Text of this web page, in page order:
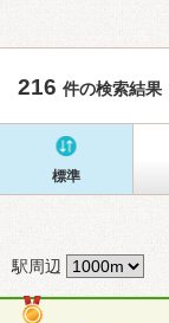
216 件の検索結果
標準
駅周辺